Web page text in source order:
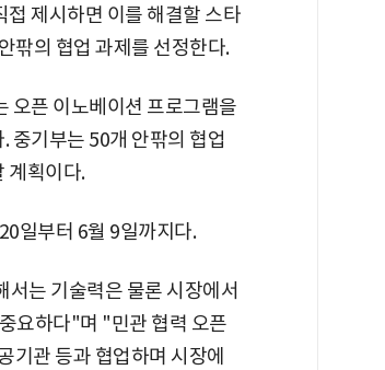
제시하면 이를 해결할 스타
팎의 협업 과제를 선정한다.
오픈 이노베이션 프로그램을
중기부는 50개 안팎의 협업
계획이다.
일부터 6월 9일까지다.
는 기술력은 물론 시장에서
요하다"며 "민관 협력 오픈
기관 등과 협업하며 시장에